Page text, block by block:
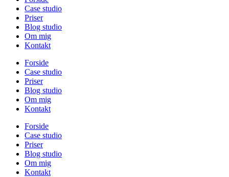
Case studio
Priser
Blog studio
Om mig
Kontakt
Forside
Case studio
Priser
Blog studio
Om mig
Kontakt
Forside
Case studio
Priser
Blog studio
Om mig
Kontakt